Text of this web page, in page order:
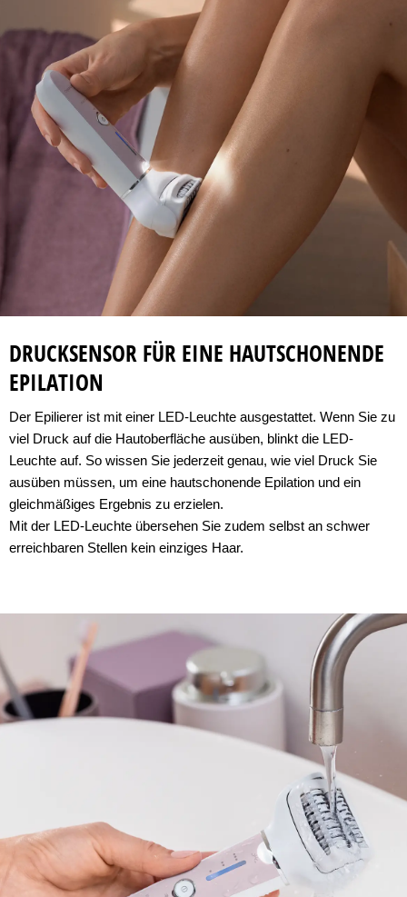
DRUCKSENSOR FÜR EINE HAUTSCHONENDE
EPILATION
Der Epilierer ist mit einer LED-Leuchte ausgestattet. Wenn Sie zu
viel Druck auf die Hautoberfläche ausüben, blinkt die LED-
Leuchte auf. So wissen Sie jederzeit genau, wie viel Druck Sie
ausüben müssen, um eine hautschonende Epilation und ein
gleichmäßiges Ergebnis zu erzielen.
Mit der LED-Leuchte übersehen Sie zudem selbst an schwer
erreichbaren Stellen kein einziges Haar.